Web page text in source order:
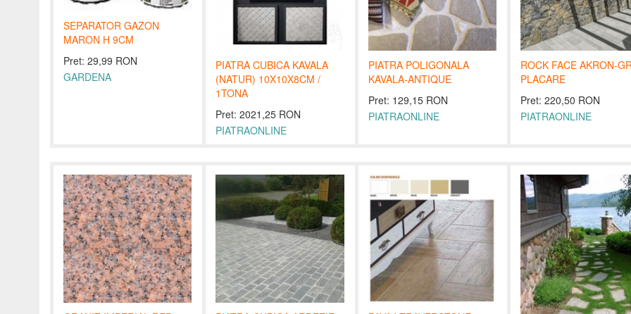
SEPARATOR GAZON
MARON H 9CM
Pret: 29,99 RON
GARDENA
PIATRA CUBICA KAVALA
(NATUR) 10X10X8CM /
1TONA
Pret: 2021,25 RON
PIATRAONLINE
PIATRA POLIGONALA
KAVALA-ANTIQUE
Pret: 129,15 RON
PIATRAONLINE
ROCK FACE AKRON-
PLACARE
Pret: 220,50 RON
PIATRAONLINE